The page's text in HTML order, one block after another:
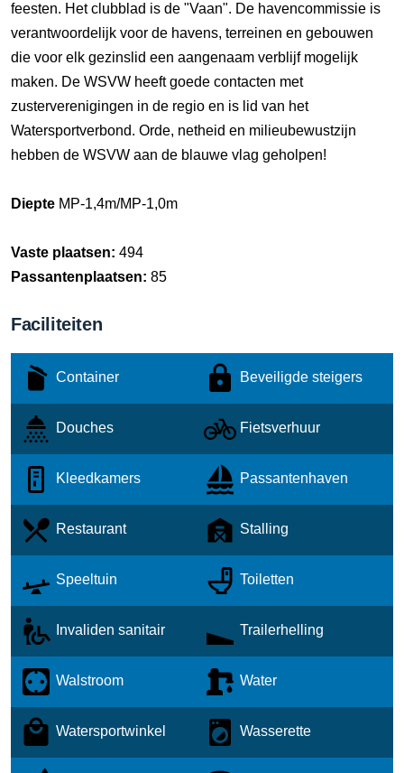
feesten. Het clubblad is de "Vaan". De havencommissie is
verantwoordelijk voor de havens, terreinen en gebouwen
die voor elk gezinslid een aangenaam verblijf mogelijk
maken. De WSVW heeft goede contacten met
zusterverenigingen in de regio en is lid van het
Watersportverbond. Orde, netheid en milieubewustzijn
hebben de WSVW aan de blauwe vlag geholpen!
Diepte MP-1,4m/MP-1,0m
Vaste plaatsen: 494
Passantenplaatsen: 85
Faciliteiten
Container Beveiligde steigers
Douches Fietsverhuur
Kleedkamers Passantenhaven
Restaurant Stalling
Speeltuin Toiletten
Invaliden sanitair Trailerhelling
Walstroom Water
Watersportwinkel Wasserette